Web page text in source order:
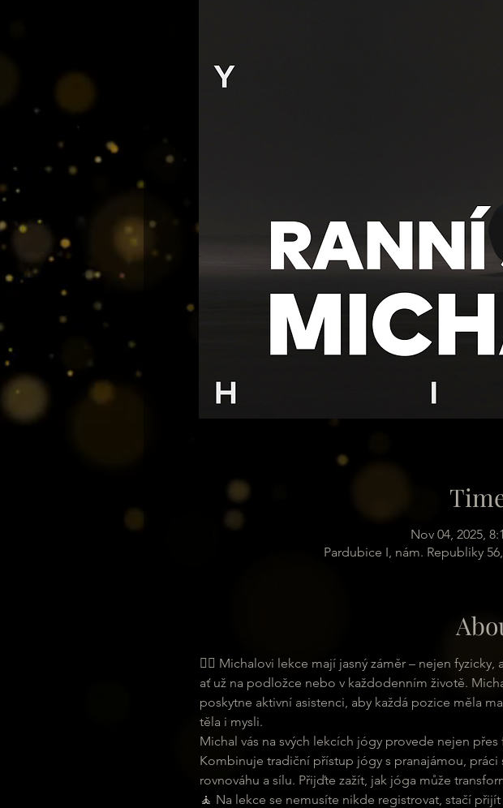
Nov 04, 2025,
Pardubice I, nám. Republiky
🧘‍♀ Michalovi lekce mají jasný záměr – nejen
ať už na podložce nebo v každodenním životě.
poskytne aktivní asistenci, aby každá pozice měla
těla i mysli.
Michal vás na svých lekcích jógy provede nejen
Kombinuje tradiční přístup jógy s pranajámou,
rovnováhu a sílu. Přijďte zažít, jak jóga může
🧘 Na lekce se nemusíte nikde registrovat, stačí přijít